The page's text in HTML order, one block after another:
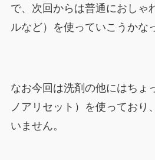
で、次回からは普通におしゃ
ルなど）を使っていこうかな
なお今回は洗剤の他にはちょ
ノアリセット）を使っており
いません。